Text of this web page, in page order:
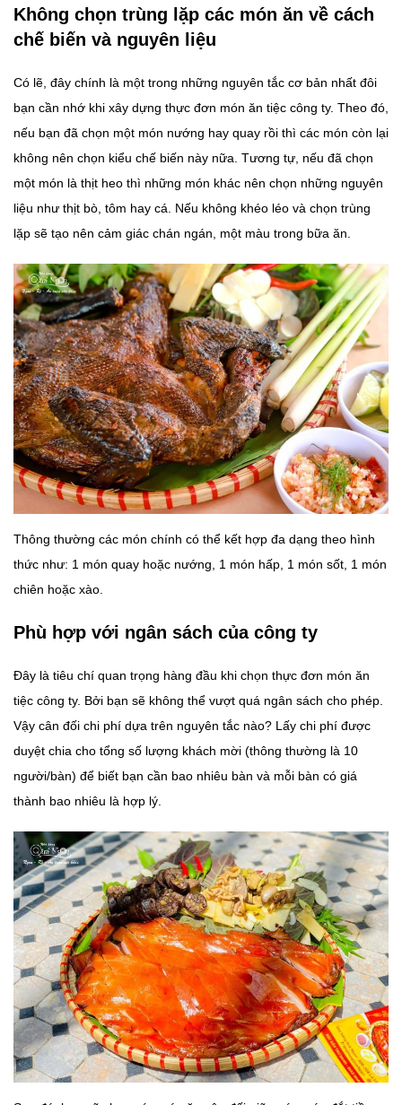
Không chọn trùng lặp các món ăn về cách
chế biến và nguyên liệu
Có lẽ, đây chính là một trong những nguyên tắc cơ bản nhất đôi
bạn cần nhớ khi xây dựng thực đơn món ăn tiệc công ty. Theo đó,
nếu bạn đã chọn một món nướng hay quay rồi thì các món còn lại
không nên chọn kiểu chế biến này nữa. Tương tự, nếu đã chọn
một món là thịt heo thì những món khác nên chọn những nguyên
liệu như thịt bò, tôm hay cá. Nếu không khéo léo và chọn trùng
lặp sẽ tạo nên cảm giác chán ngán, một màu trong bữa ăn.
Thông thường các món chính có thể kết hợp đa dạng theo hình
thức như: 1 món quay hoặc nướng, 1 món hấp, 1 món sốt, 1 món
chiên hoặc xào.
Phù hợp với ngân sách của công ty
Đây là tiêu chí quan trọng hàng đầu khi chọn thực đơn món ăn
tiệc công ty. Bởi bạn sẽ không thể vượt quá ngân sách cho phép.
Vậy cân đối chi phí dựa trên nguyên tắc nào? Lấy chi phí được
duyệt chia cho tổng số lượng khách mời (thông thường là 10
người/bàn) để biết bạn cần bao nhiêu bàn và mỗi bàn có giá
thành bao nhiêu là hợp lý.